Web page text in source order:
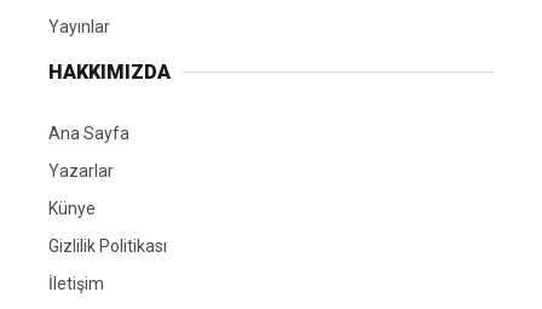
Yayınlar
HAKKIMIZDA
Ana Sayfa
Yazarlar
Künye
Gizlilik Politikası
İletişim